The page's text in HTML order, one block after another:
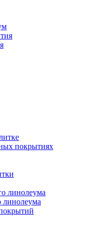
покрытиях
линолеума
линолеума